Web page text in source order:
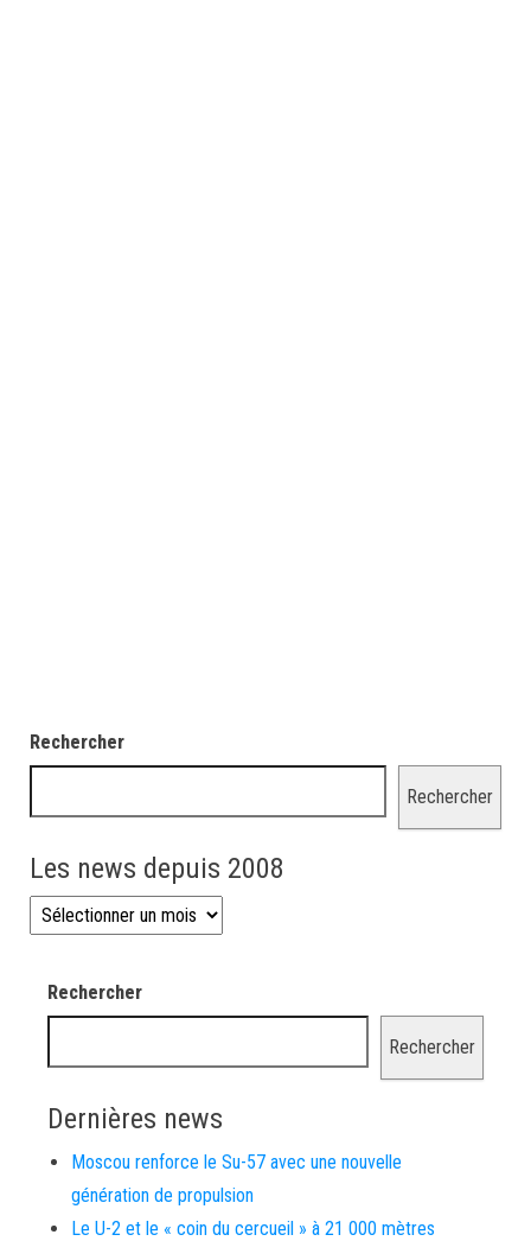
Rechercher
Rechercher
Les news depuis 2008
Les news depuis 2008
Rechercher
Rechercher
Dernières news
Moscou renforce le Su-57 avec une nouvelle
génération de propulsion
Le U-2 et le « coin du cercueil » à 21 000 mètres